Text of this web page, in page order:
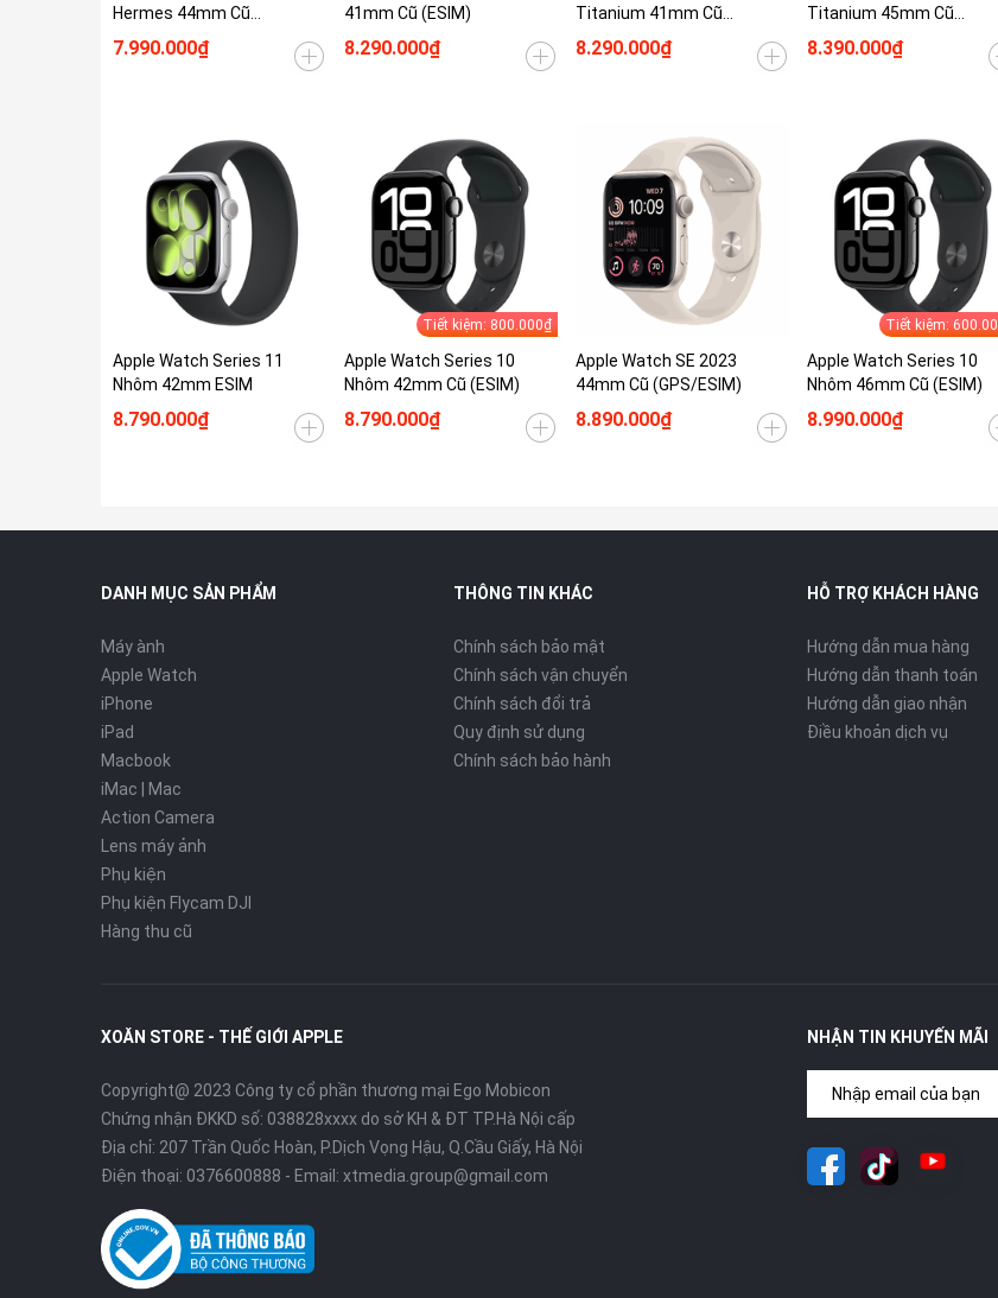
Hermes 44mm Cũ
(GPS/ESIM)
7.990.000₫
41mm Cũ (ESIM)
8.290.000₫
Titanium 41mm Cũ
(GPS/ESIM)
8.290.000₫
Titanium 45mm Cũ
(GPS/ESIM)
8.390.000₫
Apple Watch Series 11
Nhôm 42mm ESIM
8.790.000₫
Tiết kiệm: 800.000₫
Apple Watch Series 10
Nhôm 42mm Cũ (ESIM)
8.790.000₫
Apple Watch SE 2023
44mm Cũ (GPS/ESIM)
8.890.000₫
Tiết kiệm:
Apple Watch Series 10
Nhôm 46mm Cũ (ESIM)
8.990.000₫
DANH MỤC SẢN PHẨM
Máy ành
Apple Watch
iPhone
iPad
Macbook
iMac | Mac
Action Camera
Lens máy ảnh
Phụ kiện
Phụ kiện Flycam DJI
Hàng thu cũ
THÔNG TIN KHÁC
Chính sách bảo mật
Chính sách vận chuyển
Chính sách đổi trả
Quy định sử dụng
Chính sách bảo hành
HỖ TRỢ KHÁCH HÀNG
Hướng dẫn mua hàng
Hướng dẫn thanh toán
Hướng dẫn giao nhận
Điều khoản dịch vụ
XOĂN STORE - THẾ GIỚI APPLE
Copyright@ 2023 Công ty cổ phần thương mại Ego Mobicon
Chứng nhận ĐKKD số: 038828xxxx do sở KH & ĐT TP.Hà Nội cấp
Địa chỉ: 207 Trần Quốc Hoàn, P.Dịch Vọng Hậu, Q.Cầu Giấy, Hà Nội
Điện thoại: 0376600888 - Email: xtmedia.group@gmail.com
NHẬN TIN KHUYẾN MÃI